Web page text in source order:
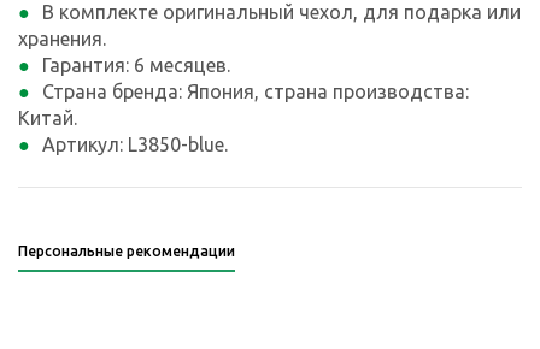
В комплекте оригинальный чехол, для подарка или
хранения.
Гарантия: 6 месяцев.
Страна бренда: Япония, страна производства:
Китай.
Артикул: L3850-blue.
Персональные рекомендации